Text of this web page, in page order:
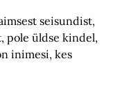
seisundist,
pole üldse kindel,
inimesi, kes